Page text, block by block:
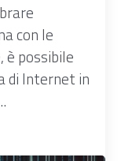
con le
è possibile
di Internet in